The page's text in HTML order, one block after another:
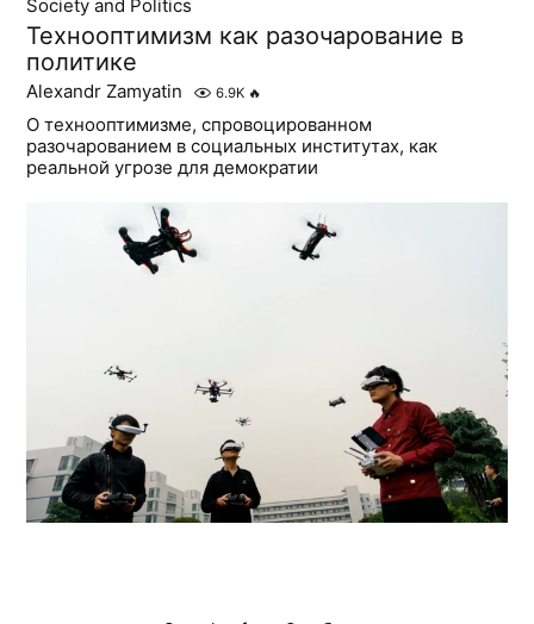
Society and Politics
Технооптимизм как разочарование в
политике
Alexandr Zamyatin 6.9K 🔥
О технооптимизме, спровоцированном
разочарованием в социальных институтах, как
реальной угрозе для демократии